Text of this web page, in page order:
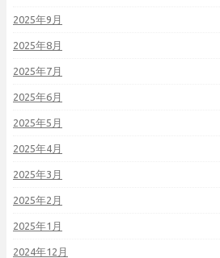
2025年9月
2025年8月
2025年7月
2025年6月
2025年5月
2025年4月
2025年3月
2025年2月
2025年1月
2024年12月